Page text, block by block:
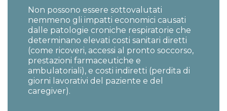
Non possono essere sottovalutati
nemmeno gli impatti economici causati
dalle patologie croniche respiratorie che
determinano elevati costi sanitari diretti
(come ricoveri, accessi al pronto soccorso,
prestazioni farmaceutiche e
ambulatoriali), e costi indiretti (perdita di
giorni lavorativi del paziente e del
caregiver).